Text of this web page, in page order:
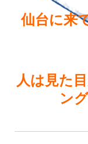
仙台に来
人は見た
ン